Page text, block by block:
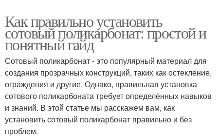
Как правильно установить
сотовый поликарбонат: простой и
понятный гайд
Сотовый поликарбонат - это популярный материал для
создания прозрачных конструкций, таких как остекление,
ограждения и другие. Однако, правильная установка
сотового поликарбоната требует определённых навыков
и знаний. В этой статье мы расскажем вам, как
установить сотовый поликарбонат правильно и без
проблем.